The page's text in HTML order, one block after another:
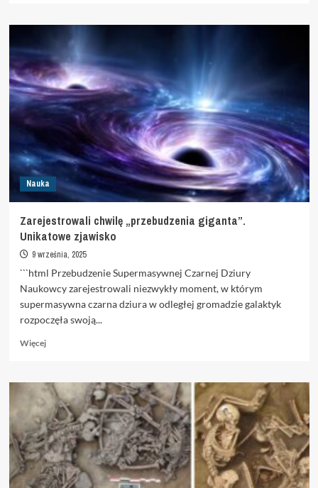
o
Wizyta
polskiego
astronauty
na
polskich
uczelniach
Nauka
Zarejestrowali chwilę „przebudzenia giganta”.
Unikatowe zjawisko
9 września, 2025
```html Przebudzenie Supermasywnej Czarnej Dziury
Naukowcy zarejestrowali niezwykły moment, w którym
supermasywna czarna dziura w odległej gromadzie galaktyk
rozpoczęła swoją...
WięcejDowiedz
o
Zarejestrowali
chwilę
„przebudzenia
giganta”.
Unikatowe
zjawisko